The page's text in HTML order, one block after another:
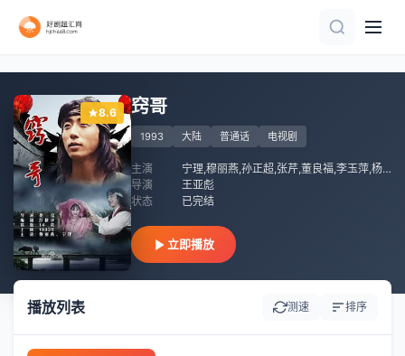
8.6 窍哥
1993 大陆 普通话 电视剧
主演
宁理,穆丽燕,孙正超,张芹,董良福,李玉萍,杨毅云
导演
王亚彪
状态
已完结
立即播放
播放列表 测速 排序
全40集
全集
更新至12集
全集
全集
完结
全集
已完结
已完结
完结